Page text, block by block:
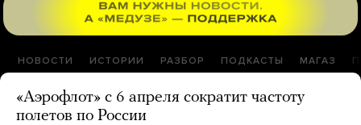
НОВОСТИ ИСТОРИИ РАЗБОР ПОДКАСТЫ МАГАЗ
«Аэрофлот» с 6 апреля сократит частоту
полетов по России